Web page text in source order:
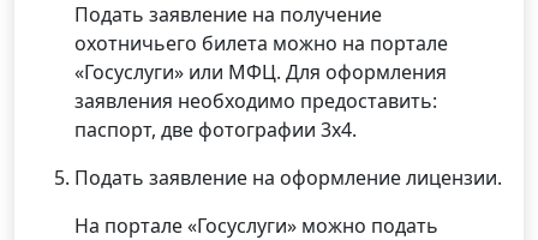
Подать заявление на получение
охотничьего билета можно на портале
«Госуслуги» или МФЦ. Для оформления
заявления необходимо предоставить:
паспорт, две фотографии 3х4.
Подать заявление на оформление лицензии.
На портале «Госуслуги» можно подать